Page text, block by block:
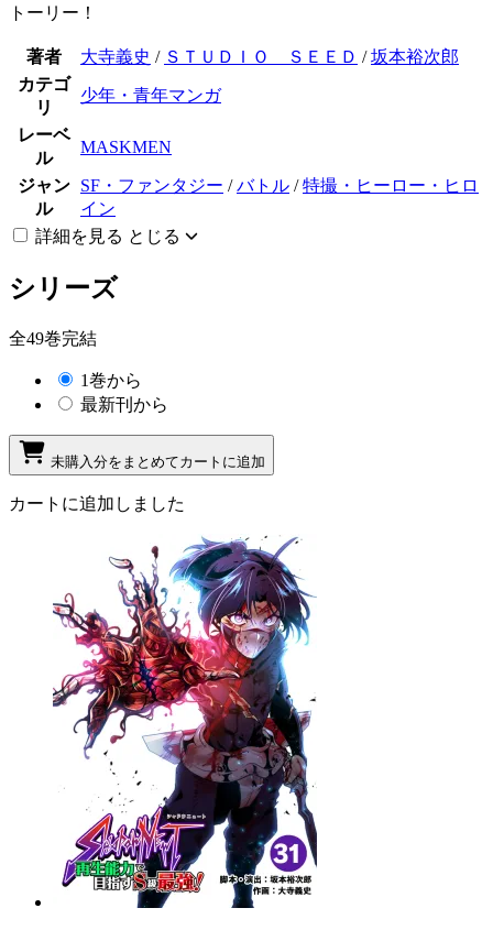
トーリー！
著者 大寺義史 / ＳＴＵＤＩＯ ＳＥＥＤ /坂本裕次郎
カテゴ
リ
少年・青年マンガ
レーベ
ル
MASKMEN
ジャン
ル
SF・ファンタジー /バトル /特撮・ヒーロー・ヒロ
イン
詳細を見る とじる
シリーズ
全49巻完結
1巻から
最新刊から
未購入分をまとめてカートに追加
カートに追加しました